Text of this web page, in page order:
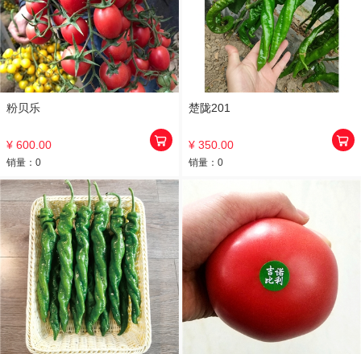
粉贝乐
¥ 600.00
销量： 0
楚陇201
¥ 350.00
销量： 0